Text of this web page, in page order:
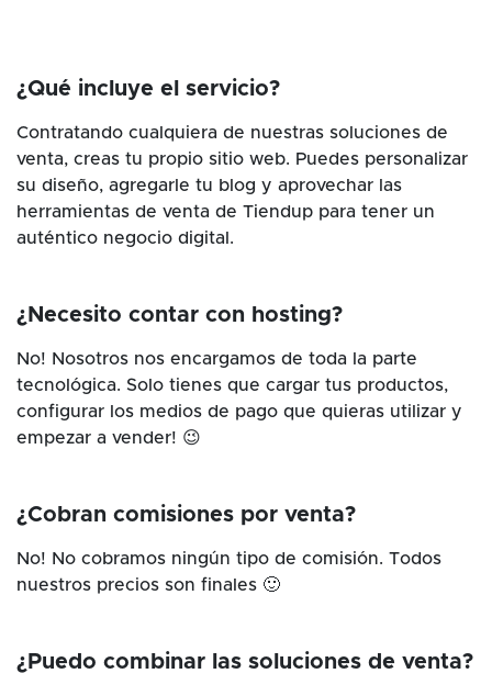
¿Qué incluye el servicio?
Contratando cualquiera de nuestras soluciones de
venta, creas tu propio sitio web. Puedes personalizar
su diseño, agregarle tu blog y aprovechar las
herramientas de venta de Tiendup para tener un
auténtico negocio digital.
¿Necesito contar con hosting?
No! Nosotros nos encargamos de toda la parte
tecnológica. Solo tienes que cargar tus productos,
configurar los medios de pago que quieras utilizar y
empezar a vender! 😉
¿Cobran comisiones por venta?
No! No cobramos ningún tipo de comisión. Todos
nuestros precios son finales 🙂
¿Puedo combinar las soluciones de venta?